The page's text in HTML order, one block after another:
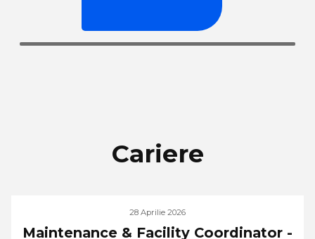
Cariere
28 Aprilie 2026
Maintenance & Facility Coordinator -